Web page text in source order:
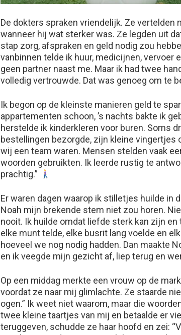
De dokters spraken vriendelijk. Ze vertelden
wanneer hij wat sterker was. Ze legden uit
stap zorg, afspraken en geld nodig zou
vanbinnen telde ik huur, medicijnen, vervoer
geen partner naast me. Maar ik had twee
volledig vertrouwde. Dat was genoeg om te
Ik begon op de kleinste manieren geld te
appartementen schoon, ’s nachts bakte ik
herstelde ik kinderkleren voor buren. Soms
bestellingen bezorgde, zijn kleine
wij een team waren. Mensen stelden vaak
woorden gebruikten. Ik leerde rustig te
prachtig.”
Er waren dagen waarop ik stilletjes huilde in
Noah mijn brekende stem niet zou horen.
nooit. Ik huilde omdat liefde sterk kan zijn
elke munt telde, elke busrit lang voelde en
hoeveel we nog nodig hadden. Dan maakte
en ik veegde mijn gezicht af, liep terug en
Op een middag merkte een vrouw op de
voordat ze naar mij glimlachte. Ze staarde
ogen.” Ik weet niet waarom, maar die
twee kleine taartjes van mij en betaalde er
teruggeven, schudde ze haar hoofd en zei: